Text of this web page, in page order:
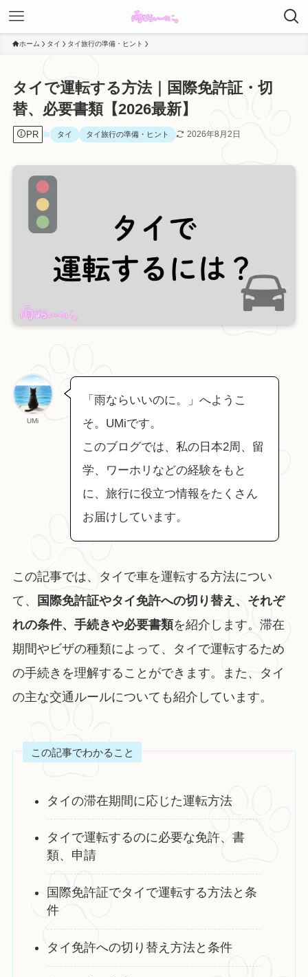
ホーム タイ タイ旅行の準備・ヒント
タイで運転する方法｜国際免許証・切
替、必要書類【2026最新】
PR タイ タイ旅行の準備・ヒント 2026年8月2日
UMi
「雨ならいいのに。」へようこ
そ。UMiです。
このブログでは、私の日本2周、留
学、ワーホリなどの経験をもと
に、旅行に役立つ情報をたくさん
お届けしています。
この記事では、タイで車を運転する方法につい
て、
国際免許証やタイ免許への切り替え、それぞ
れの条件、手続きや必要書類を紹介します。滞在
期間やビザの種類によって、タイで運転するため
の手続きを理解することができます。また、タイ
の主な交通ルールについても紹介しています。
この記事でわかること
タイの滞在期間に応じた運転方法
タイで運転するのに必要な免許、書
類、申請
国際免許証でタイで運転する方法と条
件
タイ免許への切り替え方法と条件